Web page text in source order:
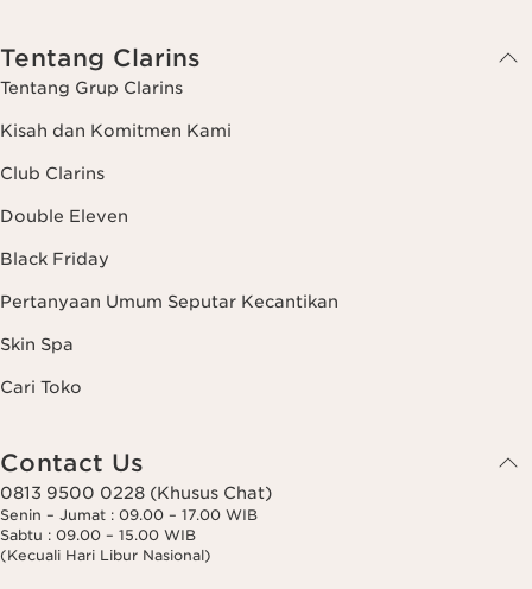
Tentang Clarins
Tentang Grup Clarins
Kisah dan Komitmen Kami
Club Clarins
Double Eleven
Black Friday
Pertanyaan Umum Seputar Kecantikan
Skin Spa
Cari Toko
Contact Us
0813 9500 0228 (Khusus Chat)
Senin – Jumat : 09.00 – 17.00 WIB
Sabtu : 09.00 – 15.00 WIB
(Kecuali Hari Libur Nasional)